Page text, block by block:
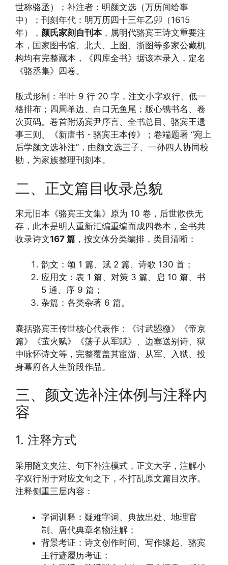
世称骆丞）；补注者：明颜文选（万历间给事
中）；刊刻年代：明万历四十三年乙卯（1615
年）， 颜氏家刻自刊本，属明代骆宾王诗文重要注
本，国家图书馆、北大、上图、浙图等多家公藏机
构均有完整藏本，《四库全书》据该本录入，定名
《骆丞集》四卷。
版式形制：半叶 9 行 20 字，注文小字双行、低一
格排布；四周单边、白口无鱼尾；版心镌书名、卷
次页码。卷首附汤宾尹序言、全书总目、骆宾王遗
事三则、《新唐书・骆宾王本传》；卷端题署 “宛上
后学颜文选补注”，由颜文选三子、一孙四人协同校
勘，为家族整理刊刻本。
二、正文篇目收录总貌
宋元旧本《骆宾王文集》原为 10 卷，后世散佚无
存，此本是明人重新汇编重编而成四卷本，全书共
收录诗文167 篇 ，按文体分类编排，类目清晰：
韵文：颂 1 篇、赋 2 篇、诗歌 130 首；
应用文：表 1 篇、对策 3 篇、启 10 篇、书
5 通、序 9 篇；
杂篇：各类杂著 6 篇。
囊括骆宾王传世核心代表作：《讨武曌檄》《帝京
篇》《萤火赋》《荡子从军赋》、边塞送别诗、狱
中咏怀诗文等，完整覆盖其宦游、从军、入狱、投
身幕府各人生阶段作品。
三、颜文选补注体例与注释内
容
1. 注释方式
采用随文夹注、句下补注模式，正文大字，注解小
字双行附于对应文句之下，不打乱原文篇目次序。
注释侧重三层内容：
字词训释：疑难字词、典故出处、地理官
制、唐代典章名物注解；
背景考证：诗文创作时间、写作缘起、骆宾
王行迹履历考证；